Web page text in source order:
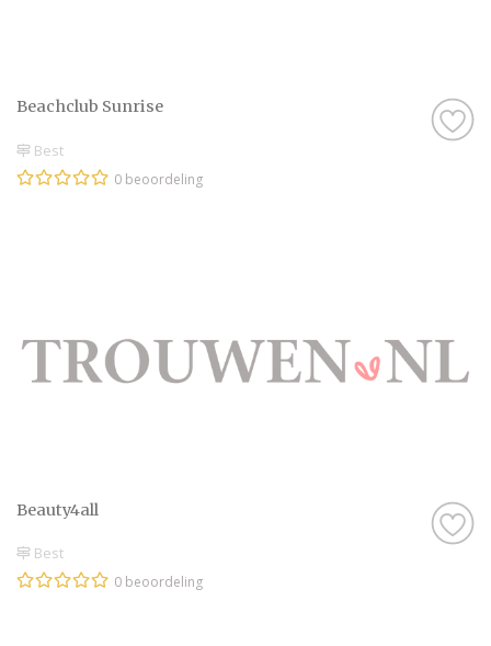
Beachclub Sunrise
Best
0 beoordeling
Beauty4all
Best
0 beoordeling